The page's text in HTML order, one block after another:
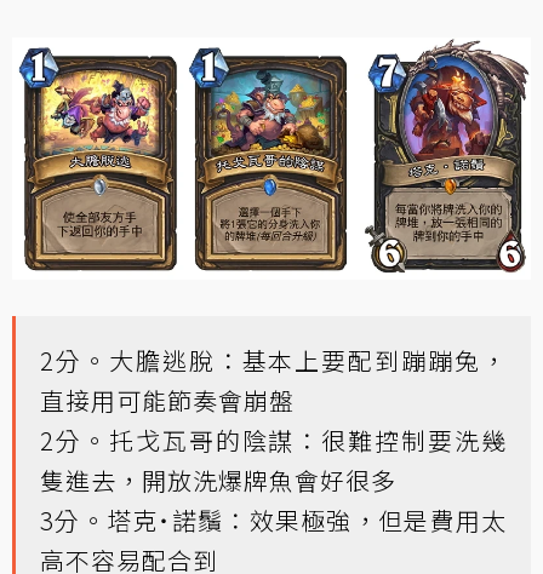
2分。大膽逃脫：基本上要配到蹦蹦兔，
直接用可能節奏會崩盤
2分。托戈瓦哥的陰謀：很難控制要洗幾
隻進去，開放洗爆牌魚會好很多
3分。塔克˙諾鬚：效果極強，但是費用太
高不容易配合到